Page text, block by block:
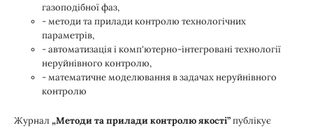
газоподібної фаз,
- методи та прилади контролю технологічних
параметрів,
- автоматизація і комп'ютерно-інтегровані технології
неруйнівного контролю,
- математичне моделювання в задачах неруйнівного
контролю
Журнал „Методи та прилади контролю якості”публікує